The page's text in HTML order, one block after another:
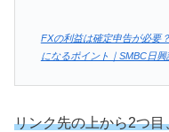
FXの利益は確定申告が必要
になるポイント｜SMBC日興
リンク先の上から2つ